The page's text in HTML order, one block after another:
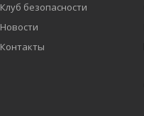
Клуб безопасности
Новости
Контакты